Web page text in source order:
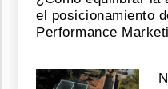
el posicionamiento
Performance